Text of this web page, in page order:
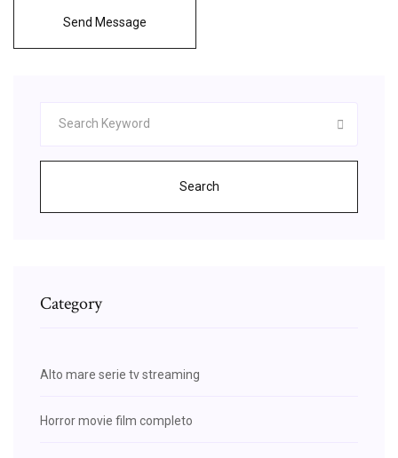
Send Message
Search
Category
Alto mare serie tv streaming
Horror movie film completo